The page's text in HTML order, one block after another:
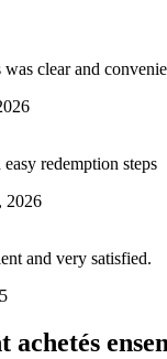
clear and
redemption steps
2026
and very satisfied.
achetés